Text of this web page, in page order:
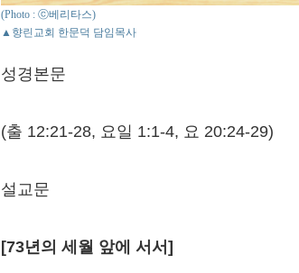
(Photo : ⓒ베리타스)
▲향린교회 한문덕 담임목사
성경본문
(출 12:21-28, 요일 1:1-4, 요 20:24-29)
설교문
[73년의 세월 앞에 서서]